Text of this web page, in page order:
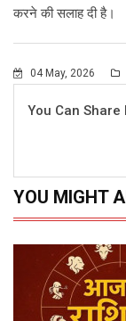
करने की सलाह दी है।
04 May, 2026
You Can Share
YOU MIGHT